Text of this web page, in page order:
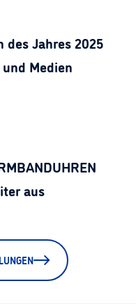
des Jahres 2025
Medien
aus